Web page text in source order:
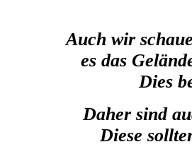
Auch wir
es das
Dies
Daher sind
Diese